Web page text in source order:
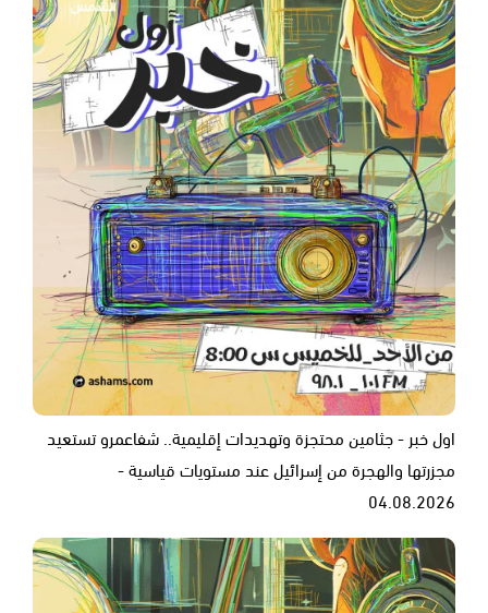
اول خبر - جثامين محتجزة وتهديدات إقليمية.. شفاعمرو تستعيد
مجزرتها والهجرة من إسرائيل عند مستويات قياسية -
04.08.2026